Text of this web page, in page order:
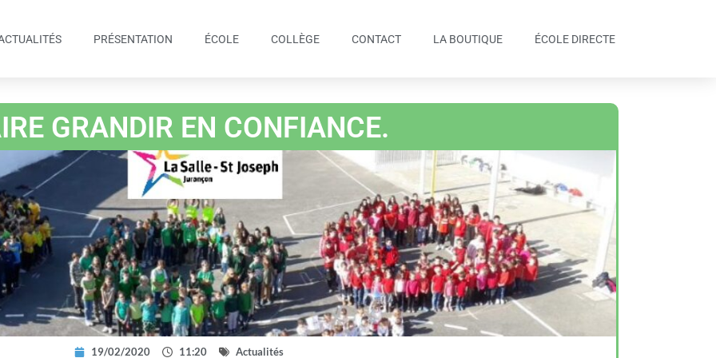
PRÉSENTATION ÉCOLE COLLÈGE CONTACT LA BOUTIQUE ÉCOLE DIRECTE
GRANDIR EN CONFIANCE.
19/02/2020 11:20 Actualités